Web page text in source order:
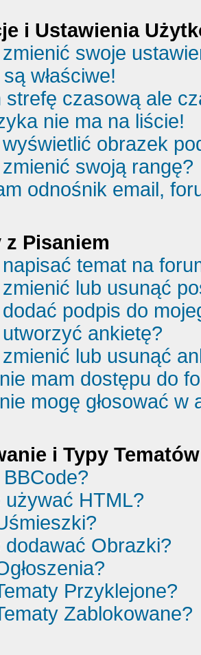
i Ustawienia
swoje
właściwe!
strefę czasową ale
nie ma na liście!
obrazek
swoją rangę?
odnośnik email,
z Pisaniem
temat na
lub usunąć
podpis do
ankietę?
lub usunąć
mam dostępu do
mogę głosować w
i Typy Tematów
używać HTML?
dodawać Obrazki?
Przyklejone?
Zablokowane?